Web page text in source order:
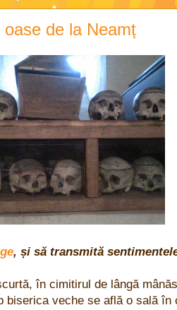
oase de la Neamț
, și să transmită
în cimitirul de lângă
biserica veche se află o sală în